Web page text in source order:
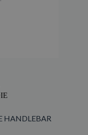
HANDLEBAR